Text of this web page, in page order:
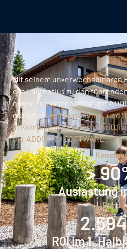
Mit seinem unverwechselbaren
das Laurentius zu den
enger Zusammenarbeit mit
gezieltesSuchmaschinen- und
in Kombination mit
der ADDITIVE+ SOFTWARE.
Konstant
>
Auslastung
Rund
ROI im 1.